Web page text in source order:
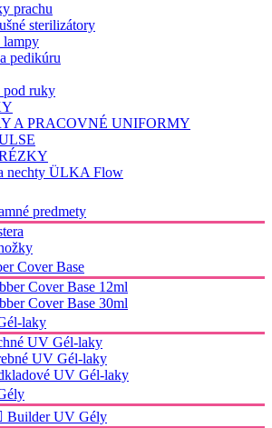
prachu
sterilizátory
pedikúru
pod ruky
A PRACOVNÉ UNIFORMY
nechty ÜLKA Flow
predmety
Cover Base
Cover Base 12ml
Cover Base 30ml
laky
UV Gél-laky
UV Gél-laky
UV Gél-laky
Builder UV Gély